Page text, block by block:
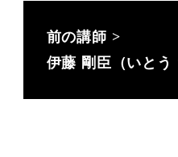
伊藤 剛臣（いとう